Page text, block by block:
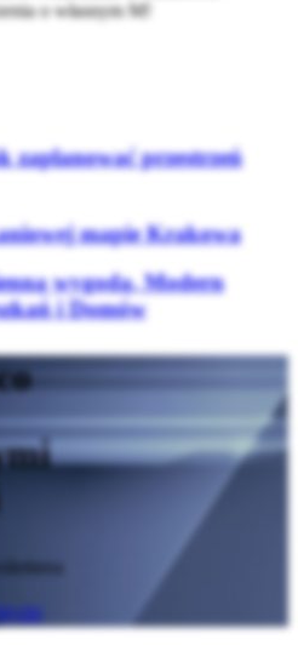
o własnym M!
zaplanować przestrzeń
mapie Krakowa
wygodą. Modern
i Domów
Wyślij